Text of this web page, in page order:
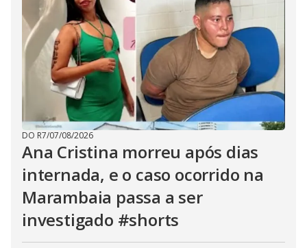
DO R7/07/08/2026
Ana Cristina morreu após dias
internada, e o caso ocorrido na
Marambaia passa a ser
investigado #shorts